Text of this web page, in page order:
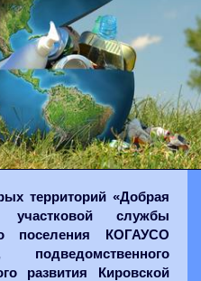
территорий «Добрая
участковой службы
поселения КОГАУСО
развития Кировской